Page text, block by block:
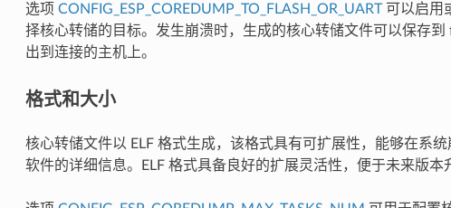
选项 CONFIG_ESP_COREDUMP_TO_FLASH_OR_UART可以启用
择核心转储的目标。发生崩溃时，生成的核心转储文件可以保存到
出到连接的主机上。
格式和大小
核心转储文件以 ELF 格式生成，该格式具有可扩展性，能够在系
软件的详细信息。ELF 格式具备良好的扩展灵活性，便于未来版本